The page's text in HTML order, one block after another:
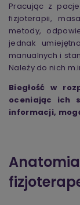
Pracując z
fizjoterapii,
metody,
jednak
manualnych i
Należy do nich
Biegłość w
oceniając ich
informacji,